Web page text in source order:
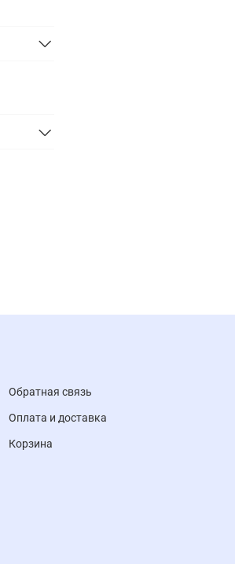
Обратная связь
Оплата и доставка
Корзина